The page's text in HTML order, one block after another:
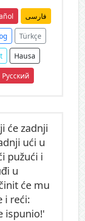
فارسی
Türkçe
Hausa
Русский
će zadnji
ući u
pužući i
u
će mu
i reći:
ispunio!'